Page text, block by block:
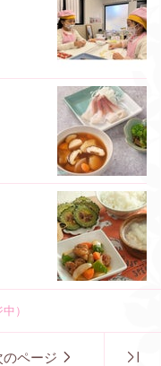
）
のページ